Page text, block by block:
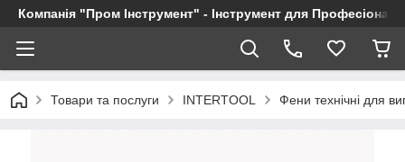
Компанія "Пром Інструмент" - Інструмент для
Товари та послуги INTERTOOL Фени технічні для